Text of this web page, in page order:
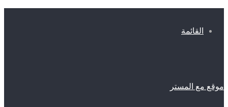
القائمة
موقع مع المستر